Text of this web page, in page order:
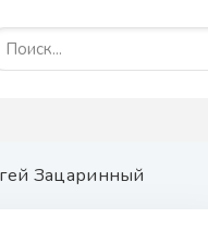
Зацаринный